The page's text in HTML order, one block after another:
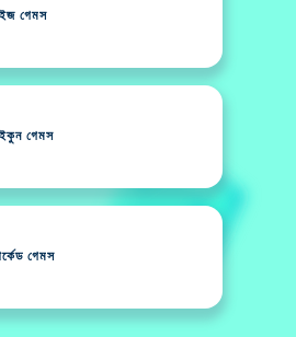
গেমস
গেমস
গেমস